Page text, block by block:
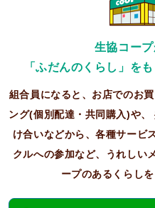
生協コープ
「ふだんのくらし」を
組合員になると、お店でのお
ング(個別配達・共同購入)や、
け合いなどから、各種サービ
クルへの参加など、うれしい
ープのあるくらし